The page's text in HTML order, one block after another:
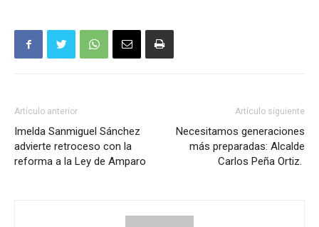
Artículo anterior
Imelda Sanmiguel Sánchez
advierte retroceso con la
reforma a la Ley de Amparo
Artículo siguiente
Necesitamos generaciones
más preparadas: Alcalde
Carlos Peña Ortiz.